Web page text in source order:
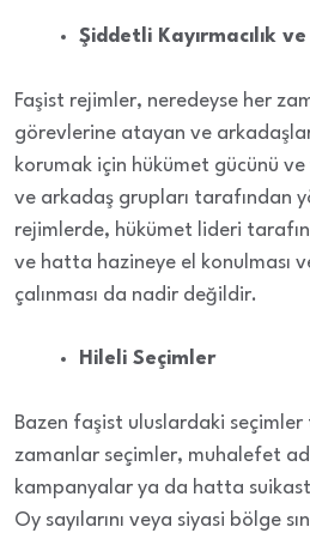
Şiddetli Kayırmacılık
Faşist rejimler, neredeyse her
görevlerine atayan ve
korumak için hükümet gücünü
ve arkadaş grupları tarafından
rejimlerde, hükümet lideri
ve hatta hazineye el konulması
çalınması da nadir değildir.
Hileli Seçimler
Bazen faşist uluslardaki
zamanlar seçimler, muhalefet
kampanyalar ya da hatta
Oy sayılarını veya siyasi bölge